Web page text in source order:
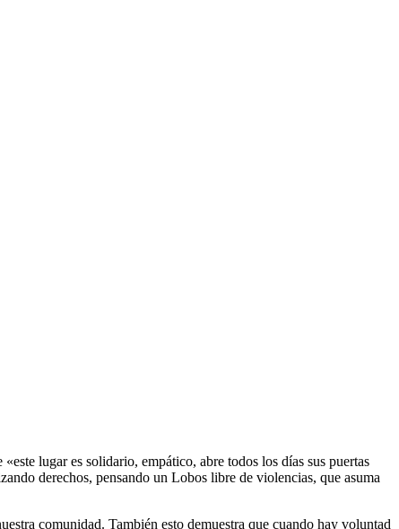
lugar es solidario, empático, abre todos los días sus puertas
derechos, pensando un Lobos libre de violencias, que asuma
comunidad. También esto demuestra que cuando hay voluntad